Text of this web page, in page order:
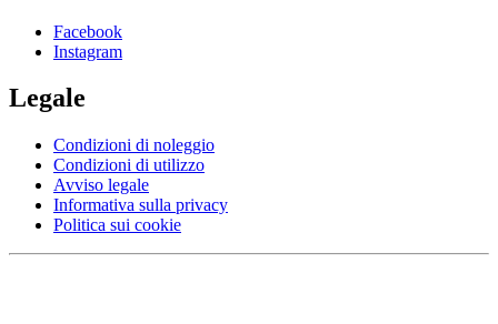
Facebook
Instagram
Legale
Condizioni di noleggio
Condizioni di utilizzo
Avviso legale
Informativa sulla privacy
Politica sui cookie